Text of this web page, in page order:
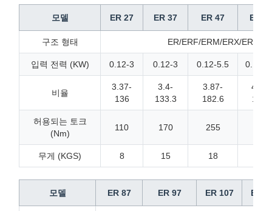
모델 ER 27 ER 37 ER 47 ER
구조 형태 ER/ERF/ERM/ERX/ERXF/
입력 전력 (KW) 0.12-3 0.12-3 0.12-5.5 0.12-
비율
3.37-
136
3.4-
133.3
3.87-
182.6
4.32-
1832
허용되는 토크
(Nm)
110 170 255
무게 (KGS) 8 15 18
모델 ER 87 ER 97 ER 107 ER